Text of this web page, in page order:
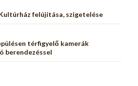
felújítása, szigetelése
térfigyelő kamerák
berendezéssel